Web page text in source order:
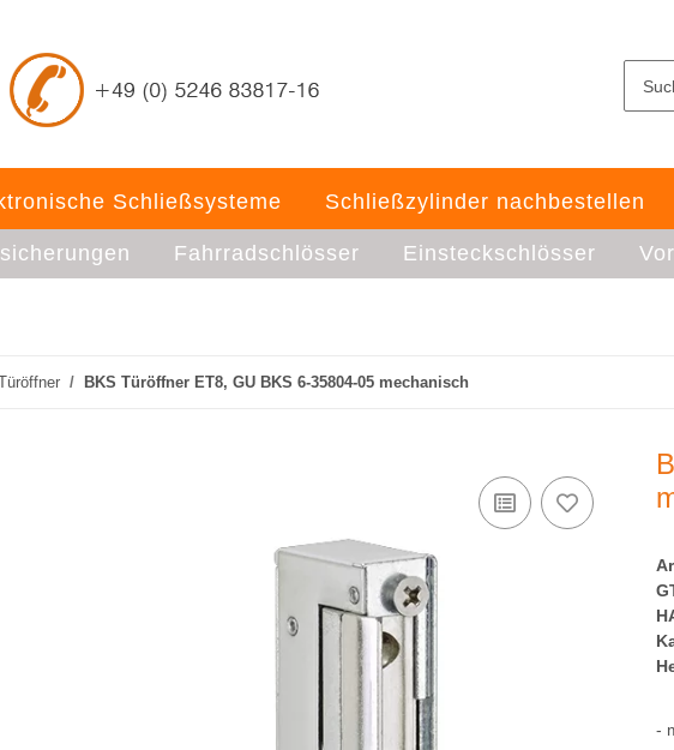
Schließsysteme Schließzylinder nachbestellen
Fahrradschlösser Einsteckschlösser
BKS Türöffner ET8, GU BKS 6-35804-05 mechanisch
-